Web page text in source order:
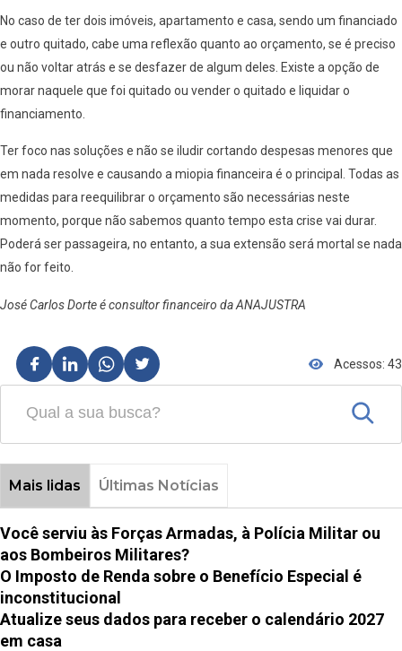
No caso de ter dois imóveis, apartamento e casa, sendo um financiado
e outro quitado, cabe uma reflexão quanto ao orçamento, se é preciso
ou não voltar atrás e se desfazer de algum deles. Existe a opção de
morar naquele que foi quitado ou vender o quitado e liquidar o
financiamento.
Ter foco nas soluções e não se iludir cortando despesas menores que
em nada resolve e causando a miopia financeira é o principal. Todas as
medidas para reequilibrar o orçamento são necessárias neste
momento, porque não sabemos quanto tempo esta crise vai durar.
Poderá ser passageira, no entanto, a sua extensão será mortal se nada
não for feito.
José Carlos Dorte é consultor financeiro da ANAJUSTRA
Acessos: 43
Mais lidas Últimas Notícias
Você serviu às Forças Armadas, à Polícia Militar ou
aos Bombeiros Militares?
O Imposto de Renda sobre o Benefício Especial é
inconstitucional
Atualize seus dados para receber o calendário 2027
em casa